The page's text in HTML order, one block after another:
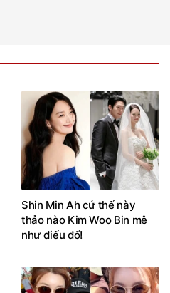
Shin Min Ah cứ thế này
thảo nào Kim Woo Bin mê
như điếu đổ!